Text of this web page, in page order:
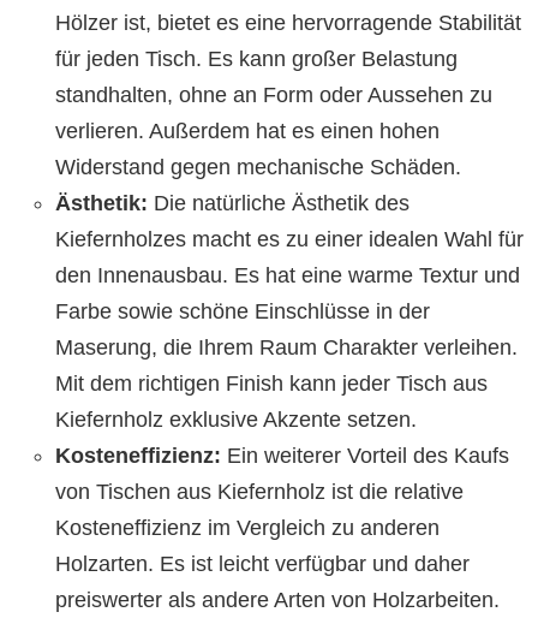
Hölzer ist, bietet es eine hervorragende Stabilität
für jeden Tisch. Es kann großer Belastung
standhalten, ohne an Form oder Aussehen zu
verlieren. Außerdem hat es einen hohen
Widerstand gegen mechanische Schäden.
Ästhetik: Die natürliche Ästhetik des
Kiefernholzes macht es zu einer idealen Wahl für
den Innenausbau. Es hat eine warme Textur und
Farbe sowie schöne Einschlüsse in der
Maserung, die Ihrem Raum Charakter verleihen.
Mit dem richtigen Finish kann jeder Tisch aus
Kiefernholz exklusive Akzente setzen.
Kosteneffizienz: Ein weiterer Vorteil des Kaufs
von Tischen aus Kiefernholz ist die relative
Kosteneffizienz im Vergleich zu anderen
Holzarten. Es ist leicht verfügbar und daher
preiswerter als andere Arten von Holzarbeiten.